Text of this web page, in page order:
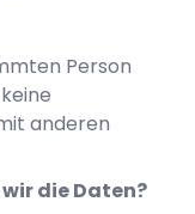
Person
anderen
die Daten?